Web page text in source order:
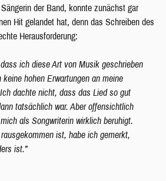
der Band, konnte zunächst gar
Hit gelandet hat, denn das Schreiben des
Herausforderung:
ich diese Art von Musik geschrieben
hohen Erwartungen an meine
dachte nicht, dass das Lied so gut
tatsächlich war. Aber offensichtlich
als Songwriterin wirklich beruhigt.
ist, habe ich gemerkt,
ist.”